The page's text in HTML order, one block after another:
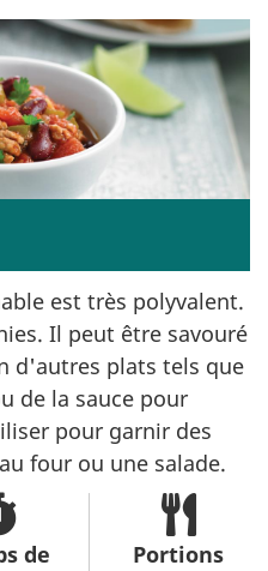
est très polyvalent.
Il peut être savouré
d'autres plats tels que
de la sauce pour
pour garnir des
four ou une salade.
de
Portions